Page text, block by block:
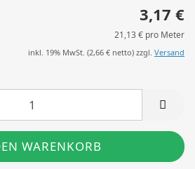
3,17 €
21,13 € pro Meter
inkl. 19% MwSt. (2,66 € netto) zzgl. Versand